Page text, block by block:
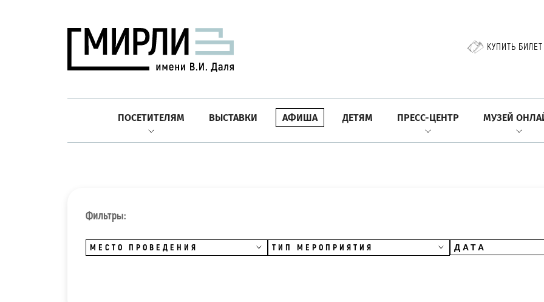
КУПИТЬ БИЛЕТ
ПОСЕТИТЕЛЯМ ВЫСТАВКИ АФИША ДЕТЯМ ПРЕСС-ЦЕНТР МУЗЕЙ
Фильтры:
МЕСТО ПРОВЕДЕНИЯ ТИП МЕРОПРИЯТИЯ